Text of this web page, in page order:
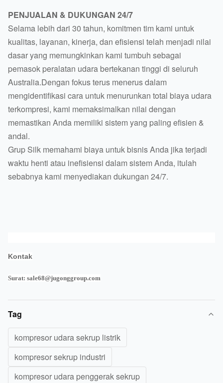
PENJUALAN & DUKUNGAN 24/7
Selama lebih dari 30 tahun, komitmen tim kami untuk
kualitas, layanan, kinerja, dan efisiensi telah menjadi nilai
dasar yang memungkinkan kami tumbuh sebagai
pemasok peralatan udara bertekanan tinggi di seluruh
Australia.Dengan fokus terus menerus dalam
mengidentifikasi cara untuk menurunkan total biaya udara
terkompresi, kami memaksimalkan nilai dengan
memastikan Anda memiliki sistem yang paling efisien &
andal.
Grup Silk memahami biaya untuk bisnis Anda jika terjadi
waktu henti atau inefisiensi dalam sistem Anda, itulah
sebabnya kami menyediakan dukungan 24/7.
Kontak
Surat: sale68@jugonggroup.com
Tag
kompresor udara sekrup listrik
kompresor sekrup industri
kompresor udara penggerak sekrup